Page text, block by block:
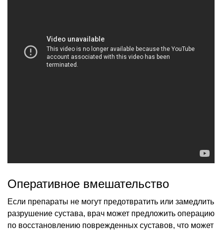
Оперативное вмешательство
Если препараты не могут предотвратить или замедлить
разрушение сустава, врач может предложить операцию
по восстановлению поврежденных суставов, что может